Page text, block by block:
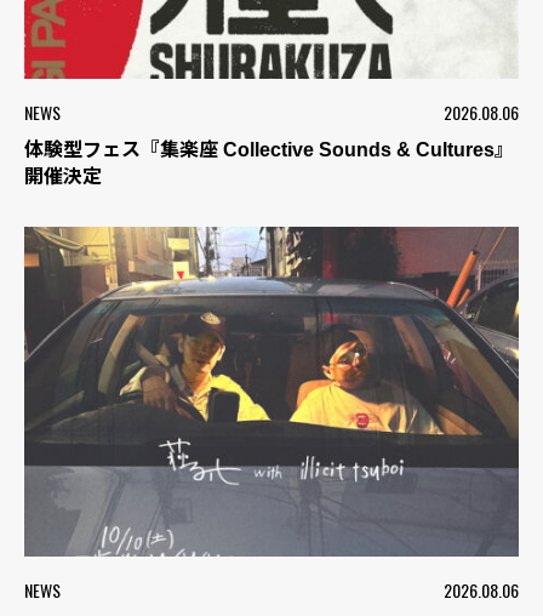
NEWS 2026.08.06
体験型フェス『集楽座 Collective Sounds & Cultures』
開催決定
NEWS 2026.08.06